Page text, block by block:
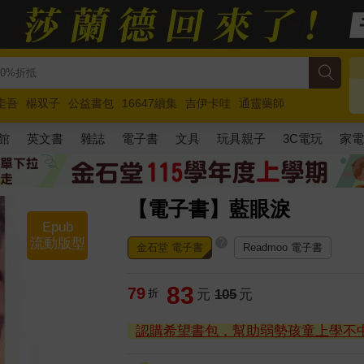
吾 楊双子 公益書包 16647續集 吉伊卡哇
通靈藥師
路邊攤新作
馬斯克 玩具總動員5 超慢跑
英文書 雜誌 電子書 文具 玩具親子 3C電玩 家電
【電子書】藍眼淚
Epub
流動版型
金石堂 電子書 Readmoo 電子書
79 折 83 元 105 元
認購希望書包，幫助弱勢孩童上學不